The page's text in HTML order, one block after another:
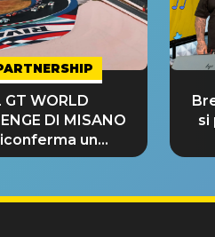
GT WORLD
DI MISANO
un
SUCCESSO!
si